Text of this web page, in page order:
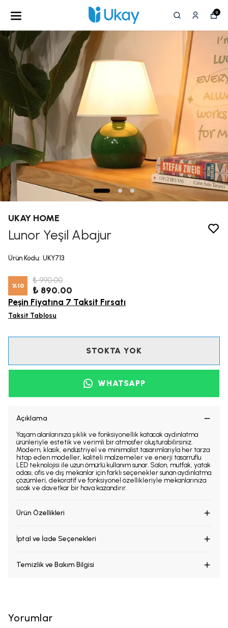
0
UKAY HOME
Lunor Yeşil Abajur
Ürün Kodu: UKY713
%10
₺ 990.00
₺ 890.00
Peşin Fiyatına 7 Taksit Fırsatı
Taksit Tablosu
STOKTA YOK
WHATSAPP
Açıklama
Yaşam alanlarınıza şıklık ve fonksiyonellik katacak aydınlatma
ürünleriyle estetik ve verimli bir atmosfer oluşturabilirsiniz.
Modern, klasik, endüstriyel ve minimalist tasarımlarıyla her tarza
hitap eden modeller, kaliteli malzemeler ve enerji tasarruflu
LED teknolojisi ile uzun ömürlü kullanım sunar. Salon, mutfak, yatak
odası, ofis ve dış mekanlar için farklı seçenekler sunan aydınlatma
çözümleri, dekoratif ve fonksiyonel özellikleriyle mekanlarınıza
sıcak ve davetkar bir hava kazandırır.
Ürün Özellikleri
İptal ve İade Seçenekleri
Temizlik ve Bakım Bilgisi
Yorumlar